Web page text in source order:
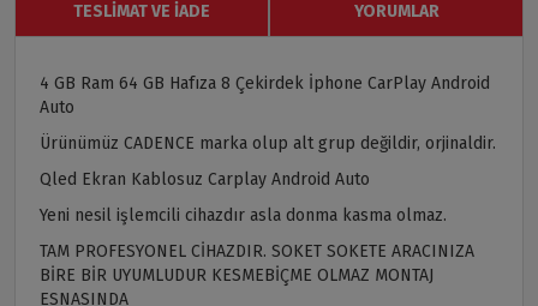
TESLIMAT VE İADE YORUMLAR
4 GB Ram 64 GB Hafıza 8 Çekirdek İphone CarPlay Android
Auto
Ürünümüz CADENCE marka olup alt grup değildir, orjinaldir.
Qled Ekran Kablosuz Carplay Android Auto
Yeni nesil işlemcili cihazdır asla donma kasma olmaz.
TAM PROFESYONEL CİHAZDIR. SOKET SOKETE ARACINIZA
BİRE BİR UYUMLUDUR KESMEBİÇME OLMAZ MONTAJ
ESNASINDA